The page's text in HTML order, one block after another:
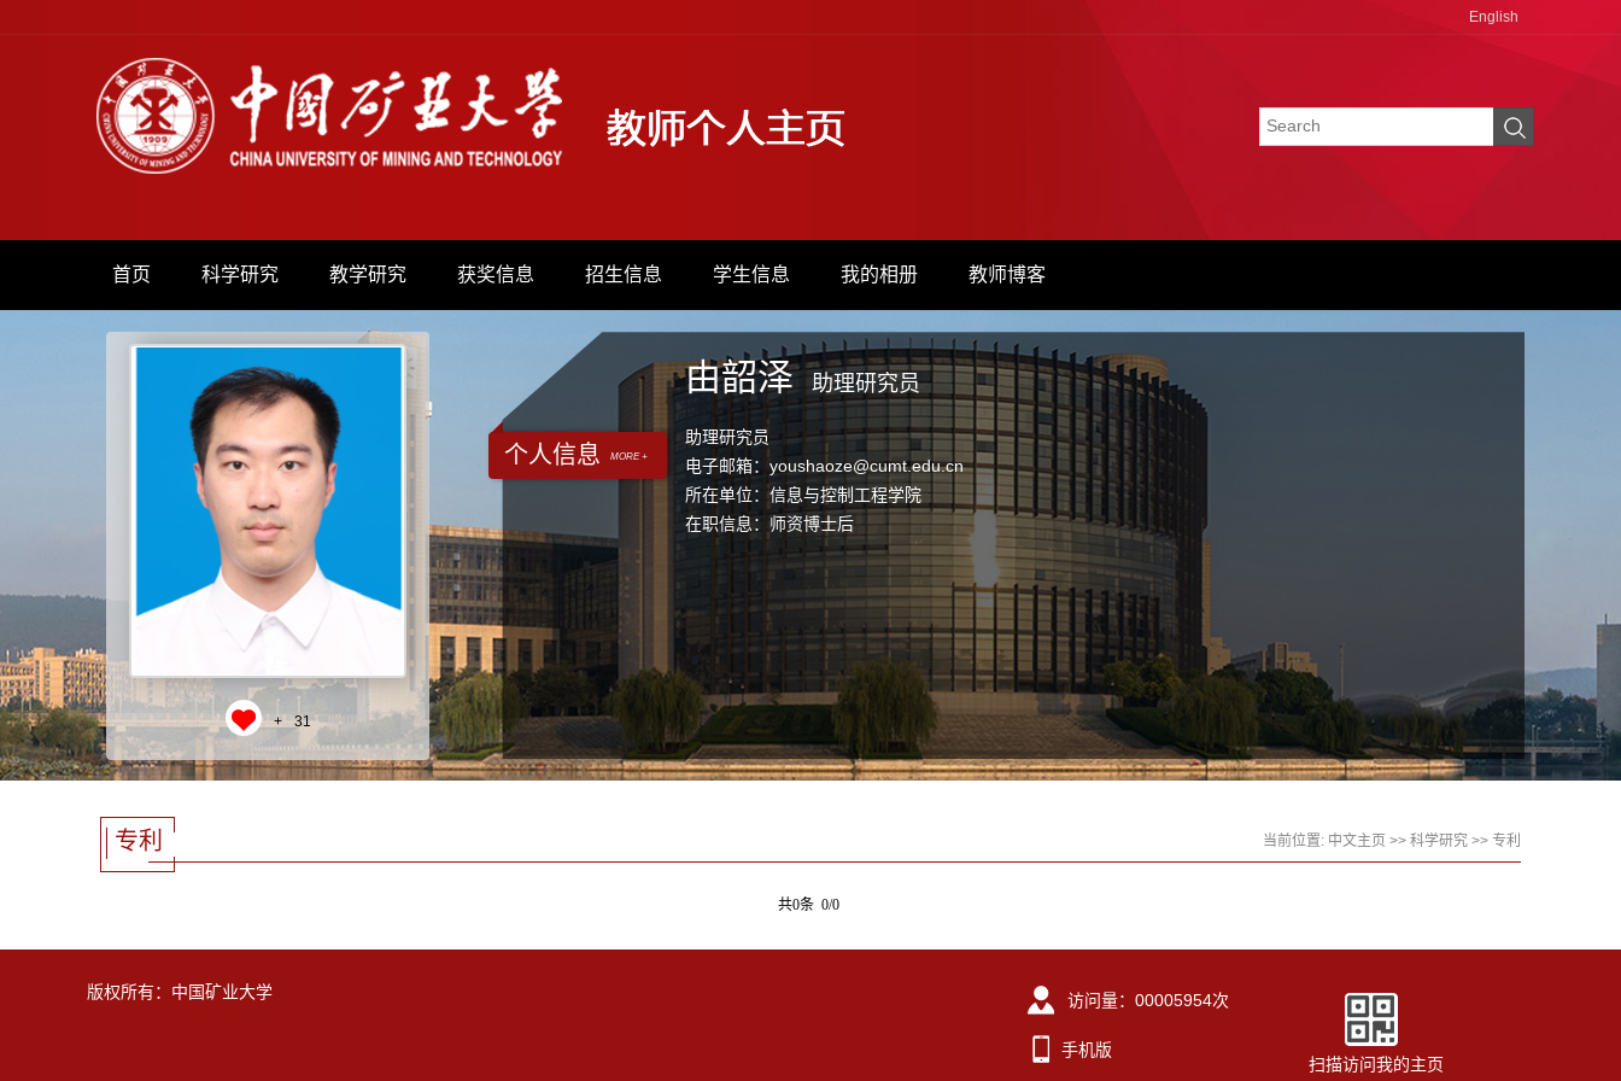
English
首页 科学研究 教学研究 获奖信息 招生信息 学生信息 我的相册 教师博客
+ 31
个人信息 MORE +
由韶泽 助理研究员
助理研究员
电子邮箱： youshaoze@cumt.edu.cn
所在单位：信息与控制工程学院
在职信息：师资博士后
专利 当前位置: 中文主页 >> 科学研究 >> 专利
共0条 0/0
版权所有：中国矿业大学 访问量： 00005954次
手机版
扫描访问我的主页